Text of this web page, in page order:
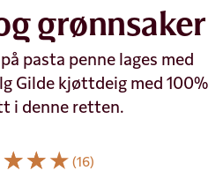
grønnsaker
pasta penne lages med
Gilde kjøttdeig med 100%
i denne retten.
(16)